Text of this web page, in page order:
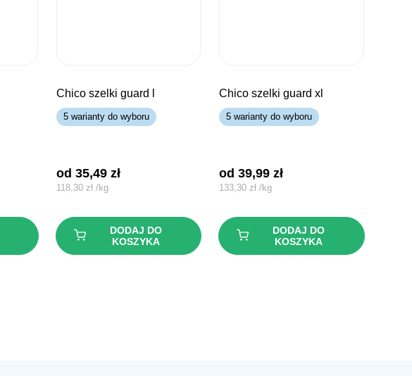
chico szelki guard l
5 warianty do wyboru
od 35,49zł
118,30 zł /kg
DODAJ DO
KOSZYKA
chico szelki guard xl
5 warianty do wyboru
od 39,99zł
133,30 zł /kg
DODAJ DO
KOSZYKA